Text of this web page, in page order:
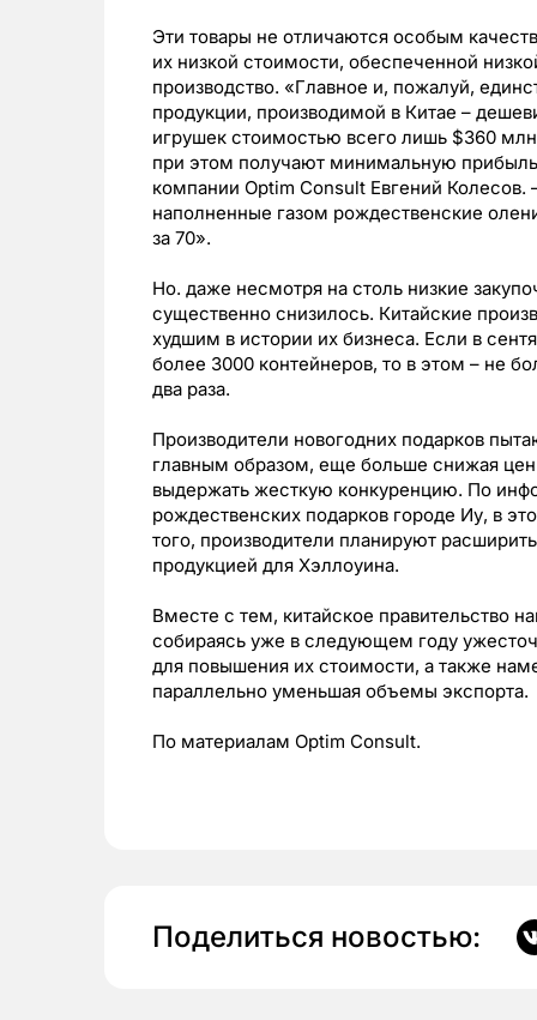
Эти товары не отличаются особым
их низкой стоимости, обеспеченной
производство. «Главное и, пожалуй,
продукции, производимой в Китае –
игрушек стоимостью всего лишь $360
при этом получают минимальную
компании Optim Consult Евгений
наполненные газом рождественские
за 70».
Но. даже несмотря на столь низкие
существенно снизилось. Китайские
худшим в истории их бизнеса. Если в
более 3000 контейнеров, то в этом – не
два раза.
Производители новогодних подарков
главным образом, еще больше снижая
выдержать жесткую конкуренцию. По
рождественских подарков городе Иу, в
того, производители планируют
продукцией для Хэллоуина.
Вместе с тем, китайское правительство
собираясь уже в следующем году
для повышения их стоимости, а также
параллельно уменьшая объемы экспорта.
По материалам Optim Consult.
Поделиться новостью: